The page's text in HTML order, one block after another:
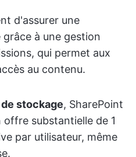
d'assurer une
à une gestion
qui permet aux
au contenu.
stockage, SharePoint
substantielle de 1
par utilisateur, même